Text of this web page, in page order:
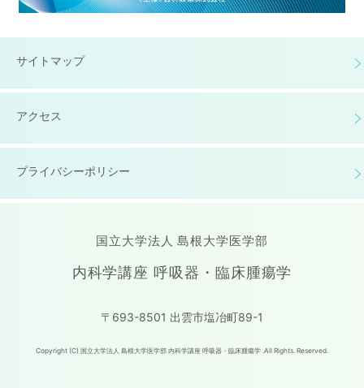
サイトマップ
アクセス
プライバシーポリシー
国立大学法人 島根大学医学部
内科学講座 呼吸器・臨床腫瘍学
〒693-8501 出雲市塩冶町89-1
Copyright (C) 国立大学法人 島根大学医学部 内科学講座 呼吸器・臨床腫瘍学 .All Rights. Reserved.